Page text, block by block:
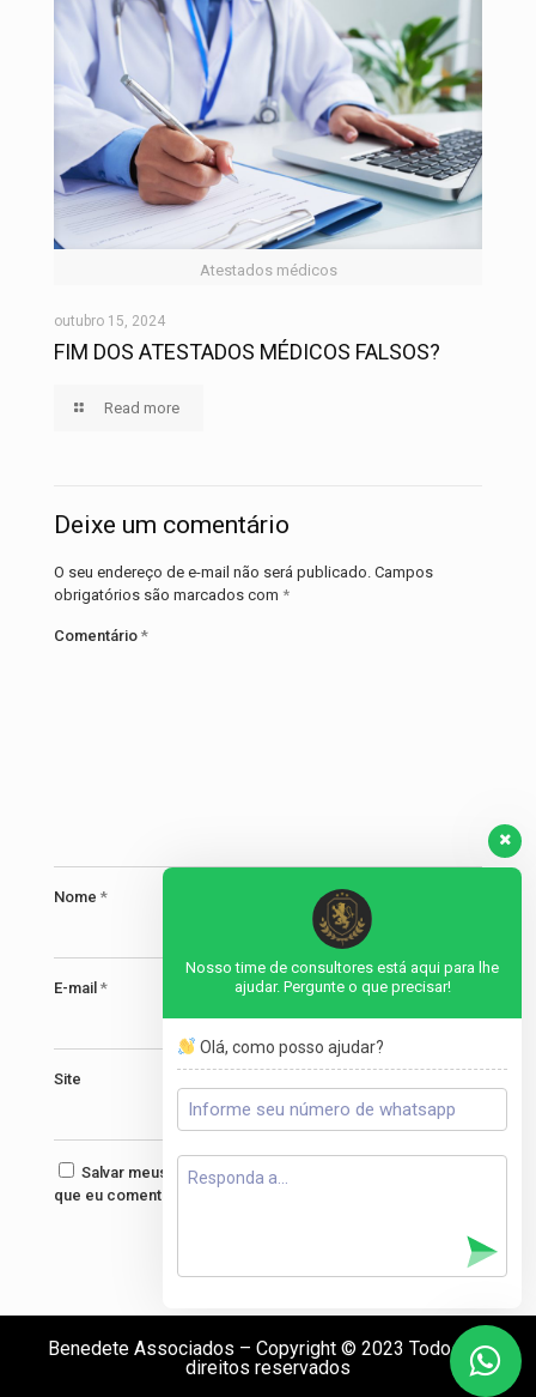
Atestados médicos
outubro 15, 2024
FIM DOS ATESTADOS MÉDICOS FALSOS?
Read more
Deixe um comentário
O seu endereço de e-mail não será publicado. Campos
obrigatórios são marcados com *
Comentário *
Nome *
E-mail *
Site
Salvar meus dados neste navegador para a próxima vez
que eu comentar.
Benedete Associados – Copyright © 2023 Todos os
direitos reservados
Nosso time de consultores está aqui para lhe
ajudar. Pergunte o que precisar!
Olá, como posso ajudar?